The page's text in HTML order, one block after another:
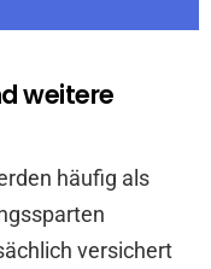
weitere
häufig als
versichert